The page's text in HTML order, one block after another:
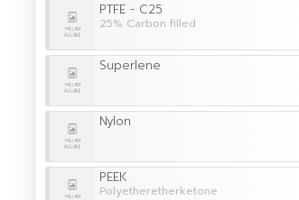
PTFE - C25
25% Carbon filled
Superlene
Nylon
PEEK
Polyetheretherketone